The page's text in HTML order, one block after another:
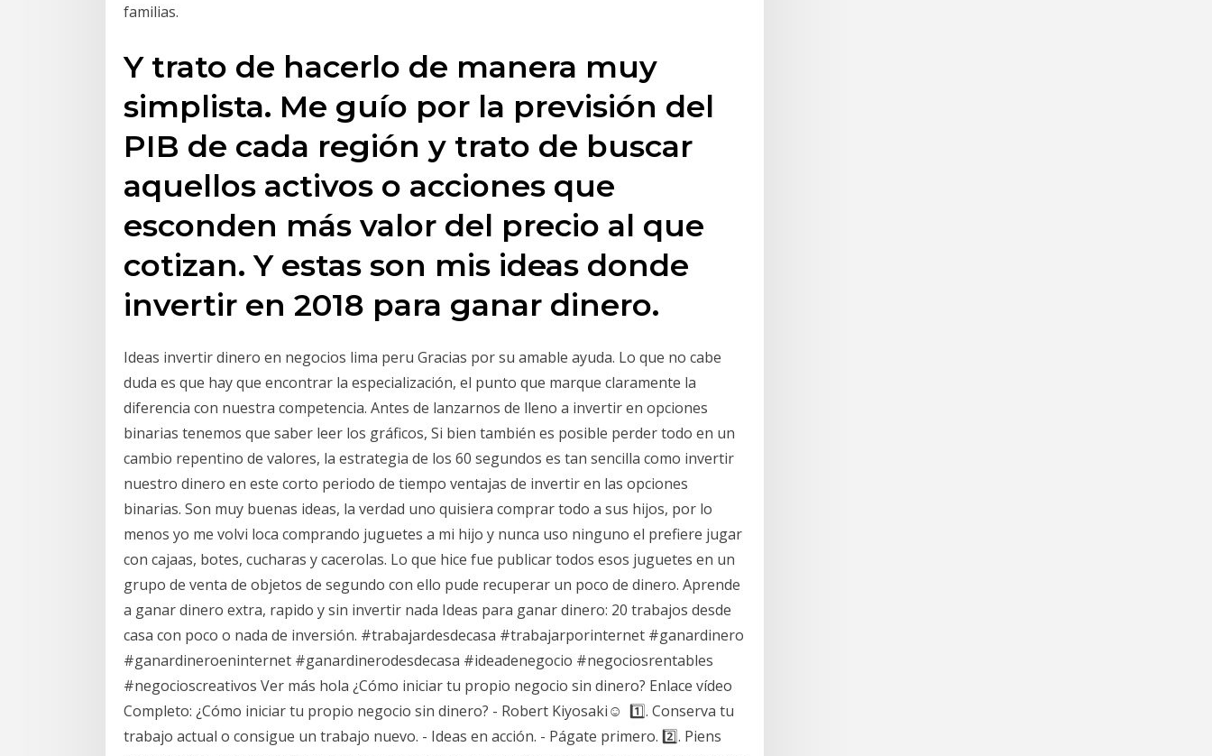
familias.
Y trato de hacerlo de manera muy
simplista. Me guío por la previsión del
PIB de cada región y trato de buscar
aquellos activos o acciones que
esconden más valor del precio al que
cotizan. Y estas son mis ideas donde
invertir en 2018 para ganar dinero.
Ideas invertir dinero en negocios lima peru Gracias por su amable ayuda. Lo que no cabe
duda es que hay que encontrar la especialización, el punto que marque claramente la
diferencia con nuestra competencia. Antes de lanzarnos de lleno a invertir en opciones
binarias tenemos que saber leer los gráficos, Si bien también es posible perder todo en un
cambio repentino de valores, la estrategia de los 60 segundos es tan sencilla como invertir
nuestro dinero en este corto periodo de tiempo ventajas de invertir en las opciones
binarias. Son muy buenas ideas, la verdad uno quisiera comprar todo a sus hijos, por lo
menos yo me volvi loca comprando juguetes a mi hijo y nunca uso ninguno el prefiere jugar
con cajaas, botes, cucharas y cacerolas. Lo que hice fue publicar todos esos juguetes en un
grupo de venta de objetos de segundo con ello pude recuperar un poco de dinero. Aprende
a ganar dinero extra, rapido y sin invertir nada Ideas para ganar dinero: 20 trabajos desde
casa con poco o nada de inversión. #trabajardesdecasa #trabajarporinternet #ganardinero
#ganardineroeninternet #ganardinerodesdecasa #ideadenegocio #negociosrentables
#negocioscreativos Ver más hola ¿Cómo iniciar tu propio negocio sin dinero? Enlace vídeo
Completo: ¿Cómo iniciar tu propio negocio sin dinero? - Robert Kiyosaki☺️ ️ 1️⃣. Conserva tu
trabajo actual o consigue un trabajo nuevo. - Ideas en acción. - Págate primero. 2️⃣. Piens